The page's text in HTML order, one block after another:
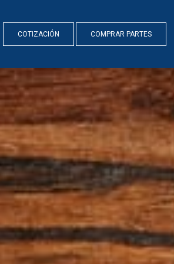
COTIZACIÓN COMPRAR PARTES